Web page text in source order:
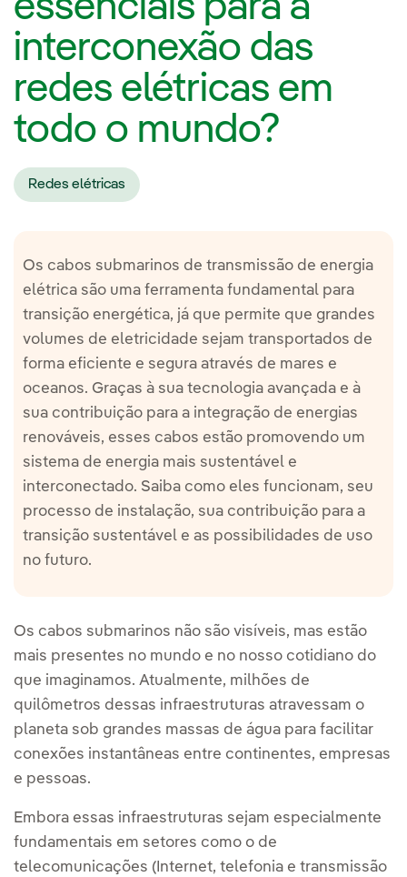
interconexão das
redes elétricas em
todo o mundo?
Redes elétricas
Os cabos submarinos de transmissão de energia
elétrica são uma ferramenta fundamental para
transição energética, já que permite que grandes
volumes de eletricidade sejam transportados de
forma eficiente e segura através de mares e
oceanos. Graças à sua tecnologia avançada e à
sua contribuição para a integração de energias
renováveis, esses cabos estão promovendo um
sistema de energia mais sustentável e
interconectado. Saiba como eles funcionam, seu
processo de instalação, sua contribuição para a
transição sustentável e as possibilidades de uso
no futuro.
Os cabos submarinos não são visíveis, mas estão
mais presentes no mundo e no nosso cotidiano do
que imaginamos. Atualmente, milhões de
quilômetros dessas infraestruturas atravessam o
planeta sob grandes massas de água para facilitar
conexões instantâneas entre continentes, empresas
e pessoas.
Embora essas infraestruturas sejam especialmente
fundamentais em setores como o de
telecomunicações (Internet, telefonia e transmissão